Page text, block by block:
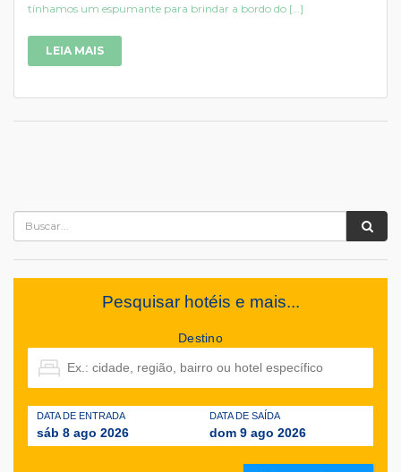
tínhamos um espumante para brindar a bordo do […]
LEIA MAIS
Pesquisar hotéis e mais...
Destino
DATA DE ENTRADA
sáb 8 ago 2026
DATA DE SAÍDA
dom 9 ago 2026